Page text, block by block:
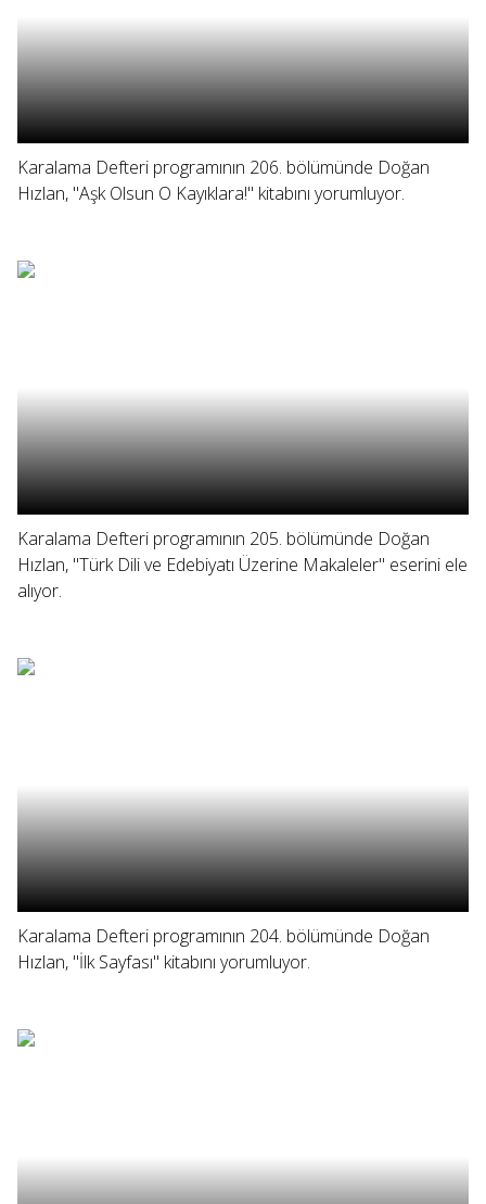
Karalama Defteri programının 206. bölümünde Doğan
Hızlan, "Aşk Olsun O Kayıklara!" kitabını yorumluyor.
Karalama Defteri programının 205. bölümünde Doğan
Hızlan, "Türk Dili ve Edebiyatı Üzerine Makaleler" eserini ele
alıyor.
Karalama Defteri programının 204. bölümünde Doğan
Hızlan, "İlk Sayfası" kitabını yorumluyor.